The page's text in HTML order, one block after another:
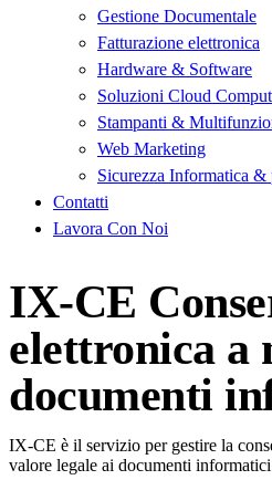
Gestione Documentale
Fatturazione elettronica
Hardware & Software
Soluzioni Cloud
Stampanti &
Web Marketing
Sicurezza Informatica &
Contatti
Lavora Con Noi
IX-CE
elettronica a
documenti
IX-CE è il servizio per gestire la
valore legale ai documenti